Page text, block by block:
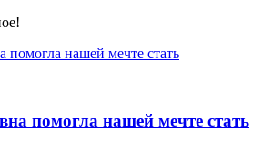
помогла нашей мечте стать